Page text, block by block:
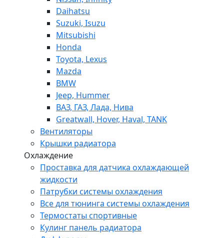
Daihatsu
Suzuki, Isuzu
Mitsubishi
Honda
Toyota, Lexus
Mazda
BMW
Jeep, Hummer
ВАЗ, ГАЗ, Лада, Нива
Greatwall, Hover, Haval, TANK
Вентиляторы
Крышки радиатора
Охлаждение
Проставка для датчика охлаждающей
жидкости
Патрубки системы охлаждения
Все для тюнинга системы охлаждения
Термостаты спортивные
Кулинг панель радиатора